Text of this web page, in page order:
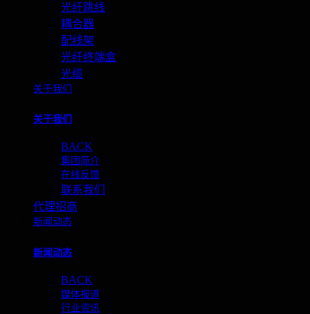
光纤跳线
耦合器
配线架
光纤终端盒
光缆
关于我们
关于我们
BACK
集团简介
在线反馈
联系我们
代理招商
新闻动态
新闻动态
BACK
媒体报道
行业资讯